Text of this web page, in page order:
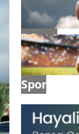
Dünya
Spor